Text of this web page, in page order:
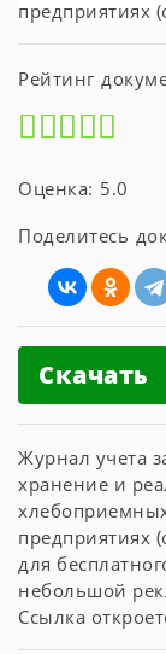
Рейтинг
Оценка: 5.0
Поделитесь
Скачать
Журнал учета
хранение и
предприятиях
для
небольшой
Ссылка